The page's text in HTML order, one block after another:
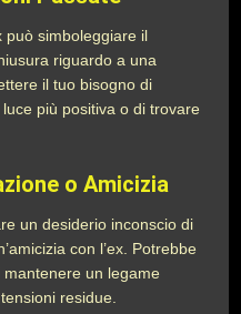
può simboleggiare il
riguardo a una
il tuo bisogno di
più positiva o di trovare
o Amicizia
un desiderio inconscio di
con l’ex. Potrebbe
un legame
residue.